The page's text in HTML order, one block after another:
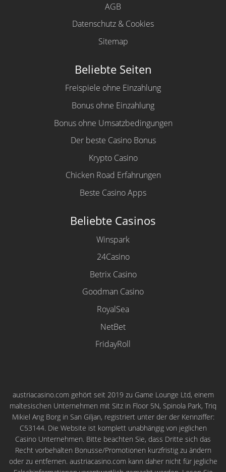
AGB
Datenschutz & Cookies
Sitemap
Beliebte Seiten
Freispiele ohne Einzahlung
Bonus ohne Einzahlung
Bonus ohne Umsatzbedingungen
Der beste Casino Bonus
Krypto Casino
Chicken Road Erfahrungen
Beste Casino Apps
Beliebte Casinos
Winspark
24Casino
Betrix Casino
Goodman Casino
RoyalSea
NetBet
FridayRoll
austriacasino.com gehört seit 2019 zu Game Lounge Ltd, einem
maltesischen Unternehmen mit Sitz in Floor 5N, Spinola Park, Triq
Mikiel Ang Borg in San Giljan, registriert unter der der Kennziffer:
C53144. Die Website ist komplett unabhängig von jeglichen
Casino Unternehmen. Bitte beachten Sie, dass Dritte sich das
Recht vorbehalten Bonusse/Promotionen kurzfristig zu ändern
oder zu entfernen. austriacasino.com kann daher nicht für jegliche